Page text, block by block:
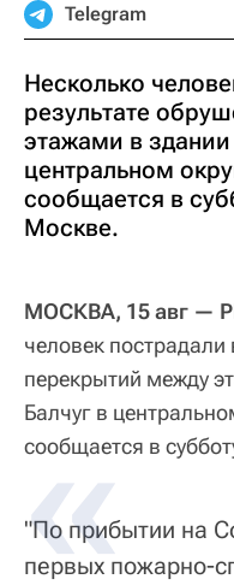
Telegram
Несколько
результате
этажами в здании
центральном
сообщается в
Москве.
МОСКВА, 15 авг —
человек пострадали
перекрытий между
Балчуг в
сообщается в
"По прибытии на
первых пожарно-